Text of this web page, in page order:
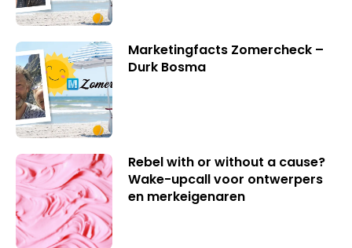
Marketingfacts Zomercheck –
Durk Bosma
Rebel with or without a cause?
Wake-upcall voor ontwerpers
en merkeigenaren